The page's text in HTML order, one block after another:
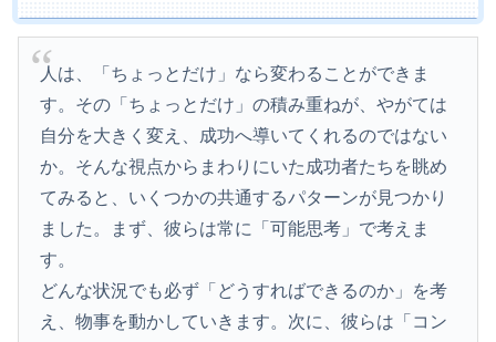
人は、「ちょっとだけ」なら変わることができま
す。その「ちょっとだけ」の積み重ねが、やがては
自分を大きく変え、成功へ導いてくれるのではない
か。そんな視点からまわりにいた成功者たちを眺め
てみると、いくつかの共通するパターンが見つかり
ました。まず、彼らは常に「可能思考」で考えま
す。
どんな状況でも必ず「どうすればできるのか」を考
え、物事を動かしていきます。次に、彼らは「コン